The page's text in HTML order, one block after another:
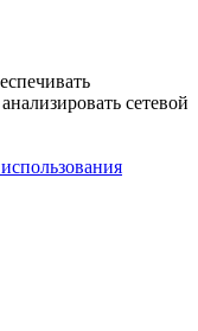
сетевой